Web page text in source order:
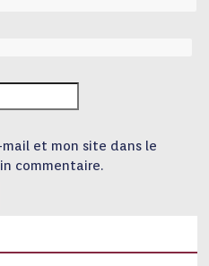
et mon site dans le
commentaire.